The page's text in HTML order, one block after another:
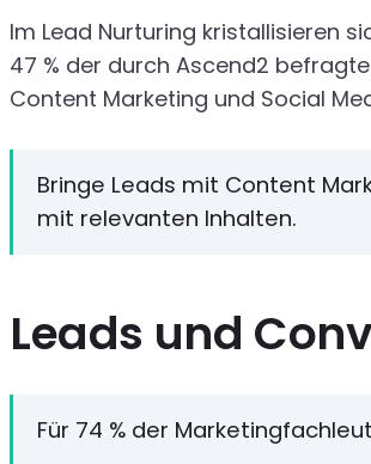
Im Lead Nurturing kristallisieren
47 % der durch Ascend2
Content Marketing und Social
Bringe Leads mit Content
mit relevanten Inhalten.
Leads und
Für 74 % der